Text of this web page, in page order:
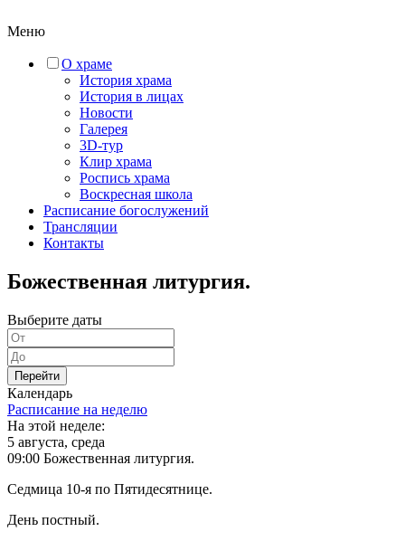
Меню
О храме
История храма
История в лицах
Новости
Галерея
3D-тур
Клир храма
Роспись храма
Воскресная школа
Расписание богослужений
Трансляции
Контакты
Божественная литургия.
Выберите даты
Перейти
Календарь
Расписание на неделю
На этой неделе:
5 августа, среда
09:00 Божественная литургия.
Седмица 10-я по Пятидесятнице.
День постный.